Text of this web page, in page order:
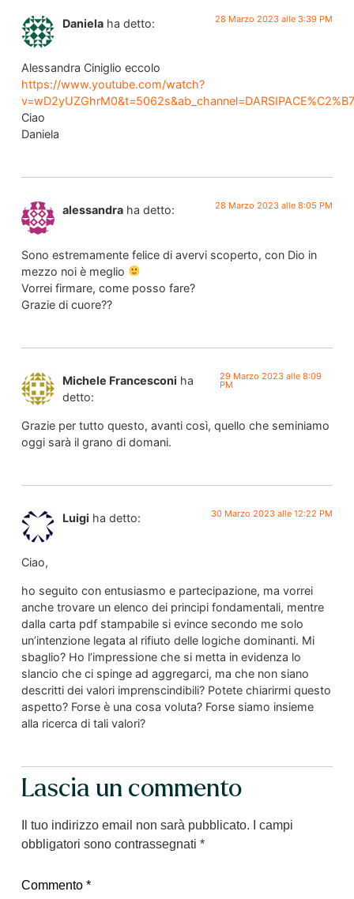
Daniela ha detto: 28 Marzo 2023 alle 3:39 PM
Alessandra Ciniglio eccolo
https://www.youtube.com/watch?
Ciao
Daniela
alessandra ha detto: 28 Marzo 2023 alle 8:05 PM
Sono estremamente felice di avervi scoperto, con Dio in
mezzo noi è meglio
Vorrei firmare, come posso fare?
Grazie di cuore??
Michele Francesconi ha
detto:
29 Marzo 2023 alle 8:09
PM
Grazie per tutto questo, avanti così, quello che seminiamo
oggi sarà il grano di domani.
Luigi ha detto: 30 Marzo 2023 alle 12:22 PM
Ciao,
ho seguito con entusiasmo e partecipazione, ma vorrei
anche trovare un elenco dei principi fondamentali, mentre
dalla carta pdf stampabile si evince secondo me solo
un’intenzione legata al rifiuto delle logiche dominanti. Mi
sbaglio? Ho l’impressione che si metta in evidenza lo
slancio che ci spinge ad aggregarci, ma che non siano
descritti dei valori imprenscindibili? Potete chiarirmi questo
aspetto? Forse è una cosa voluta? Forse siamo insieme
alla ricerca di tali valori?
Lascia un commento
Il tuo indirizzo email non sarà pubblicato.
I campi
obbligatori sono contrassegnati *
Commento *